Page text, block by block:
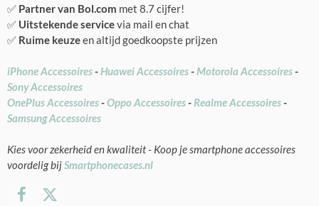
✅ Partner van Bol.com met 8.7 cijfer!
✅ Uitstekende servicevia mail en chat
✅ Ruime keuzeen altijd goedkoopste prijzen
iPhone Accessoires-Huawei Accessoires-Motorola Accessoires-
Sony Accessoires
OnePlus Accessoires-Oppo Accessoires- Realme Accessoires-
Samsung Accessoires
Kies voor zekerheid en kwaliteit - Koop je smartphone accessoires
voordelig bijSmartphonecases.nl